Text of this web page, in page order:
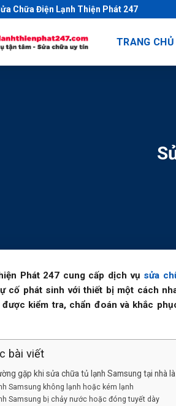
Chữa Điện Lạnh Thiện Phát 247
TRANG CHỦ
Phát 247 cung cấp dịch vụ sửa
cố phát sinh với thiết bị một cách
được kiểm tra, chẩn đoán và khắc
bài viết
gặp khi sửa chữa tủ lạnh Samsung tại nhà
Samsung không lạnh hoặc kém lạnh
Samsung bị chảy nước hoặc đóng tuyết dày